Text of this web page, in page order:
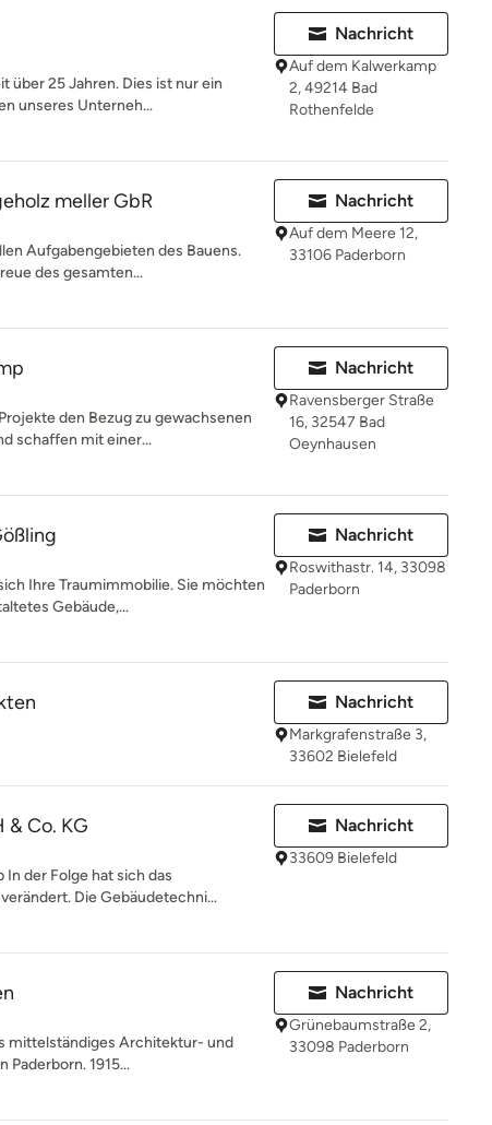
über 25 Jahren. Dies ist nur ein
unseres Unterneh...
Nachricht
Auf dem Kalwerkamp
2, 49214 Bad
Rothenfelde
meller GbR
Aufgabengebieten des Bauens.
des gesamten...
Nachricht
Auf dem Meere 12,
33106 Paderborn
den Bezug zu gewachsenen
schaffen mit einer...
Nachricht
Ravensberger Straße
16, 32547 Bad
Oeynhausen
Ihre Traumimmobilie. Sie möchten
Gebäude,...
Nachricht
Roswithastr. 14, 33098
Paderborn
Nachricht
Markgrafenstraße 3,
33602 Bielefeld
& Co. KG
der Folge hat sich das
Die Gebäudetechni...
Nachricht
33609 Bielefeld
mittelständiges Architektur- und
1915...
Nachricht
Grünebaumstraße 2,
33098 Paderborn